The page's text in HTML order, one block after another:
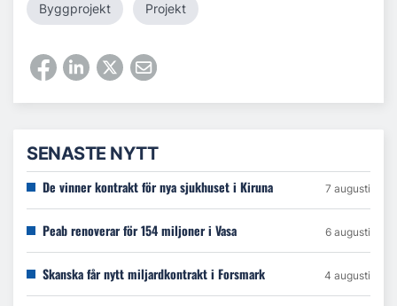
Byggprojekt Projekt
SENASTE NYTT
De vinner kontrakt för nya sjukhuset i Kiruna 7 augusti
Peab renoverar för 154 miljoner i Vasa 6 augusti
Skanska får nytt miljardkontrakt i Forsmark 4 augusti